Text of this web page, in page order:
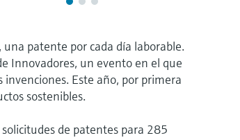
patente por cada día laborable.
Innovadores, un evento en el que
Este año, por primera
sostenibles.
de patentes para 285